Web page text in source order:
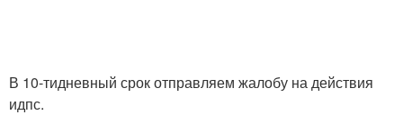
В 10-тидневный срок отправляем жалобу на действия
идпс.